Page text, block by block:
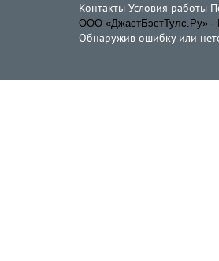
Контакты Условия работы
ООО «ДжастБэстТулс.Ру» ·
Обнаружив ошибку или